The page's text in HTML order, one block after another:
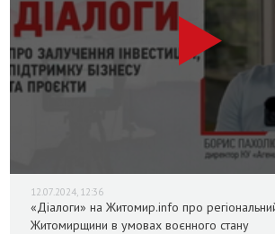
12.07.2024, 12:36
«Діалоги» на Житомир.info про
Житомирщини в умовах воєнного стану